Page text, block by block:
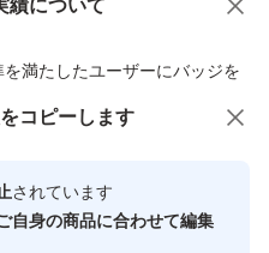
績について
満たしたユーザーにバッジを
心・安全なユーザーです
商品への質問
コピーします
されています
自身の商品に合わせて編集
メ